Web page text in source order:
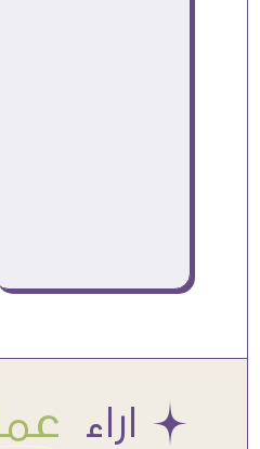
Æ اراء